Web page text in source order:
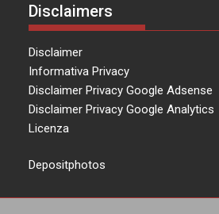
Disclaimers
Disclaimer
Informativa Privacy
Disclaimer Privacy Google Adsense
Disclaimer Privacy Google Analytics
Licenza
Depositphotos